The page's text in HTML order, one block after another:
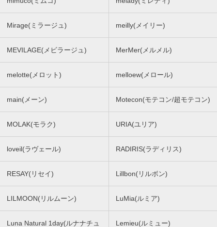
Mirage(ミラージュ) meilly(メイリー)
MEVILAGE(メビラージュ) MerMer(メルメル)
melotte(メロット) melloew(メロール)
main(メーン) Motecon(モテコン/超モテコン)
MOLAK(モラク) URIA(ユリア)
loveil(ラヴェール) RADIRIS(ラディリス)
RESAY(リセイ) Lillbon(リルボン)
LILMOON(リルムーン) LuMia(ルミア)
Luna Natural 1day(ルナナチュ
Lemieu(ルミュー)